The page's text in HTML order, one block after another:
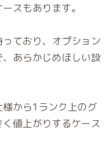
スもあります。
ており、オプション
あらかじめほしい設
から1ランク上のグ
値上がりするケース